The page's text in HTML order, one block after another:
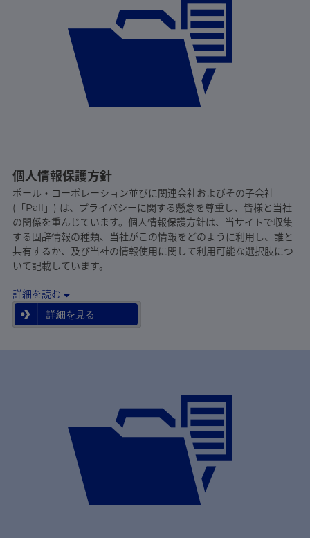
個人情報保護方針
ポール・コーポレーション並びに関連会社およびその子会社
(「Pall」) は、プライバシーに関する懸念を尊重し、皆様と当社
の関係を重んじています。個人情報保護方針は、当サイトで収集
する固辞情報の種類、当社がこの情報をどのように利用し、誰と
共有するか、及び当社の情報使用に関して利用可能な選択肢につ
いて記載しています。
詳細を読む
詳細を見る